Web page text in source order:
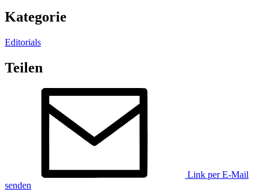
Kategorie
Editorials
Teilen
Link per E-Mail
senden